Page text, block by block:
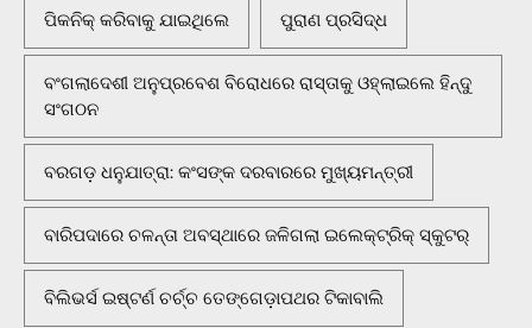
ପିକନିକ୍‌ କରିବାକୁ ଯାଇଥିଲେ ପୁରାଣ ପ୍ରସିଦ୍ଧ
ବଂଗଲାଦେଶୀ ଅନୁପ୍ରବେଶ ବିରୋଧରେ ରାସ୍ତାକୁ ଓହ୍ଲାଇଲେ ହିନ୍ଦୁ
ସଂଗଠନ
ବରଗଡ଼ ଧନୁଯାତ୍ରା: କଂସଙ୍କ ଦରବାରରେ ମୁଖ୍ୟମନ୍ତ୍ରୀ
ବାରିପଦାରେ ଚଳନ୍ତା ଅବସ୍ଥାରେ ଜଳିଗଲା ଇଲେକ୍ଟ୍ରିକ୍ ସ୍କୁଟର୍
ବିଲିଭର୍ସ ଇଷ୍ଟର୍ଣ ଚର୍ଚ୍ଚ ତେଙ୍ଗେଡ଼ାପଥର ଟିକାବାଲି